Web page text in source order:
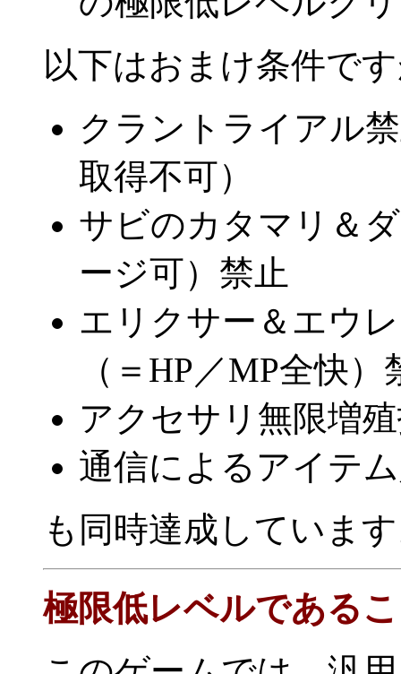
以下はおまけ条件で
クラントライアル
取得不可）
サビのカタマリ＆
ージ可）禁止
エリクサー＆エウ
（＝HP／MP全快）
アクセサリ無限増
通信によるアイテ
も同時達成していま
極限低レベルである